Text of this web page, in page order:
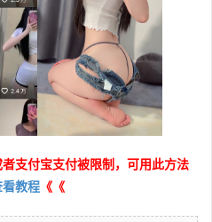
支付宝支付被限制，可用此方法
看教程 《《